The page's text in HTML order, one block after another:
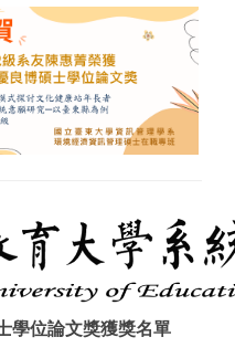
學位論文獎獲獎名單